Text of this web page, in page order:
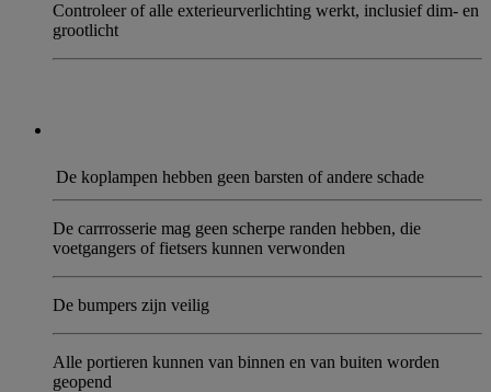
Controleer of alle exterieurverlichting werkt, inclusief dim- en
grootlicht
De koplampen hebben geen barsten of andere schade
De carrrosserie mag geen scherpe randen hebben, die
voetgangers of fietsers kunnen verwonden
De bumpers zijn veilig
Alle portieren kunnen van binnen en van buiten worden
geopend